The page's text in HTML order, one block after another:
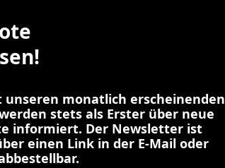
unseren monatlich erscheinenden
stets als Erster über neue
informiert. Der Newsletter ist
einen Link in der E-Mail oder